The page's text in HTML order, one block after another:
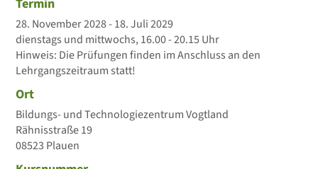
Termin
28. November 2028 - 18. Juli 2029
dienstags und mittwochs, 16.00 - 20.15 Uhr
Hinweis: Die Prüfungen finden im Anschluss an den
Lehrgangszeitraum statt!
Ort
Bildungs- und Technologiezentrum Vogtland
Rähnisstraße 19
08523 Plauen